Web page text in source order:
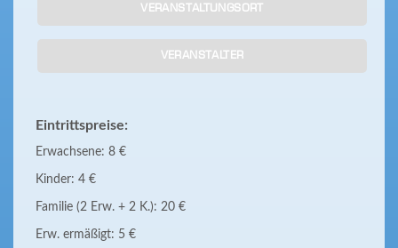
VERANSTALTUNGSORT
VERANSTALTER
Eintrittspreise:
Erwachsene: 8 €
Kinder: 4 €
Familie (2 Erw. + 2 K.): 20 €
Erw. ermäßigt: 5 €